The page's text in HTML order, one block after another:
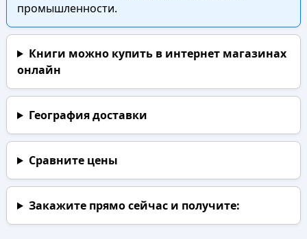
промышленности.
Книги можно купить в интернет магазинах
онлайн
География доставки
Сравните цены
Закажите прямо сейчаси получите: